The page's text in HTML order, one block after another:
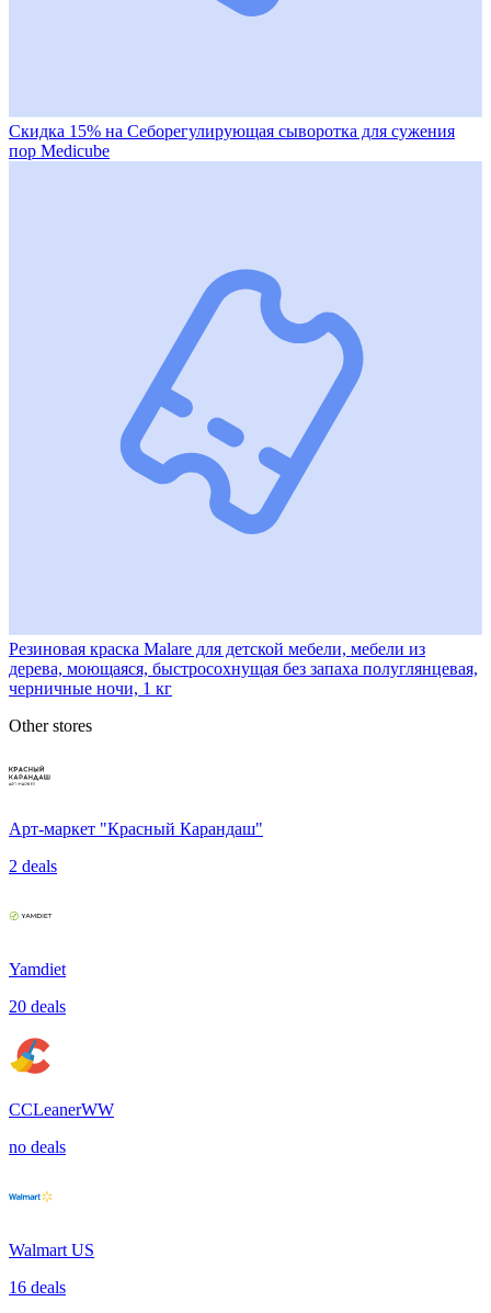
Скидка 15% на Себорегулирующая сыворотка для сужения
пор Medicube
Резиновая краска Malare для детской мебели, мебели из
дерева, моющаяся, быстросохнущая без запаха полуглянцевая,
черничные ночи, 1 кг
Other stores
Арт-маркет "Красный Карандаш"
2 deals
Yamdiet
20 deals
CCLeanerWW
no deals
Walmart US
16 deals